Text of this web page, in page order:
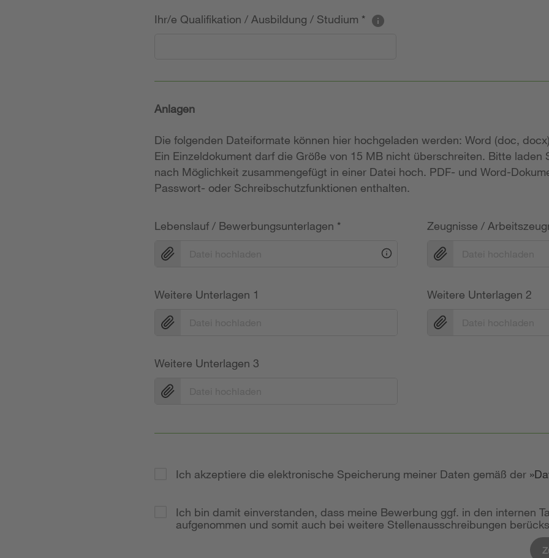
Ihr/e Qualifikation / Ausbildung / Studium *
Anlagen
Die folgenden Dateiformate können hier hochgeladen werden: Word (doc,
Ein Einzeldokument darf die Größe von 15 MB nicht überschreiten. Bitte laden
nach Möglichkeit zusammengefügt in einer Datei hoch. PDF- und Word-
Passwort- oder Schreibschutzfunktionen enthalten.
Lebenslauf / Bewerbungsunterlagen * Zeugnisse /
Weitere Unterlagen 1 Weitere Unterlagen 2
Weitere Unterlagen 3
Ich akzeptiere die elektronische Speicherung meiner Daten gemäß der
Ich bin damit einverstanden, dass meine Bewerbung ggf. in den internen
aufgenommen und somit auch bei weitere Stellenausschreibungen